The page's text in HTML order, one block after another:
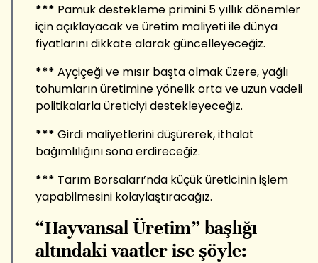
*** Pamuk destekleme primini 5 yıllık dönemler
için açıklayacak ve üretim maliyeti ile dünya
fiyatlarını dikkate alarak güncelleyeceğiz.
*** Ayçiçeği ve mısır başta olmak üzere, yağlı
tohumların üretimine yönelik orta ve uzun vadeli
politikalarla üreticiyi destekleyeceğiz.
*** Girdi maliyetlerini düşürerek, ithalat
bağımlılığını sona erdireceğiz.
*** Tarım Borsaları’nda küçük üreticinin işlem
yapabilmesini kolaylaştıracağız.
“Hayvansal Üretim” başlığı
altındaki vaatler ise şöyle: